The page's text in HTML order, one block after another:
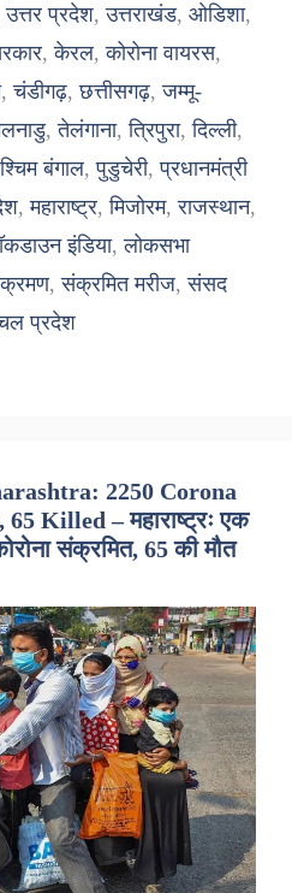
उत्तर प्रदेश,उत्तराखंड, ओडिशा,
,केरल,कोरोना वायरस,
,चंडीगढ़,छत्तीसगढ़,जम्मू-
,तेलंगाना,त्रिपुरा,दिल्ली,
बंगाल,पुडुचेरी,प्रधानमंत्री
,महाराष्ट्र,मिजोरम,राजस्थान,
इंडिया,लोकसभा
,संक्रमित मरीज,संसद
प्रदेश
2250 Corona
Killed – महाराष्ट्रः एक
संक्रमित, 65 की मौत